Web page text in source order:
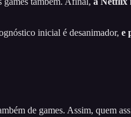
inicial é desanimador, e
de games. Assim, quem